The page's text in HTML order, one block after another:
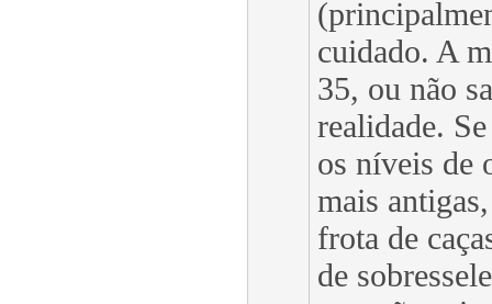
cuidado. A
35, ou não
realidade.
os níveis de
mais
frota de
de